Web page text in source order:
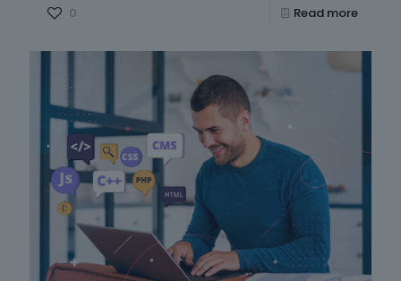
0 Read more